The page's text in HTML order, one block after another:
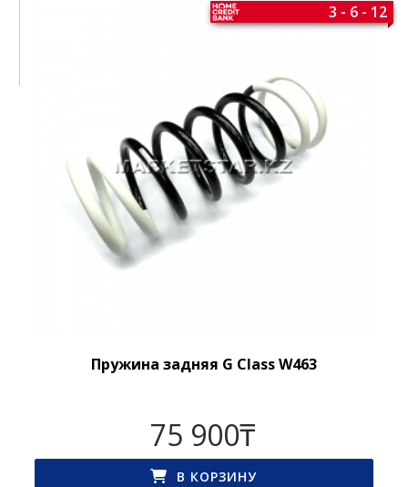
Пружина задняя G Class W463
3 - 6 - 12
75 900₸
В КОРЗИНУ